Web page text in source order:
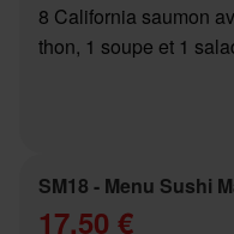
8 California saumon
thon, 1 soupe et 1
SM18 - Menu Sushi
17.50 €